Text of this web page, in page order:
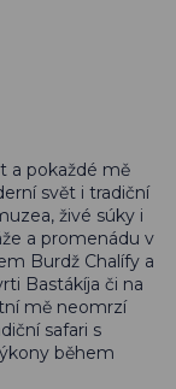
a pokaždé mě
svět i tradiční
živé súky i
a promenádu v
Burdž Chalífy a
Bastákíja či na
mě neomrzí
safari s
během